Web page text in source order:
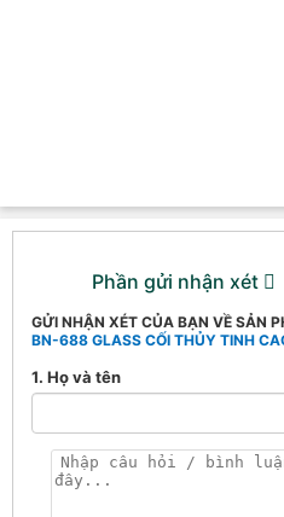
Phần gửi nhận xét
GỬI NHẬN XÉT CỦA BẠN VỀ SẢN
BN-688 GLASS CỐI THỦY TINH
1. Họ và tên